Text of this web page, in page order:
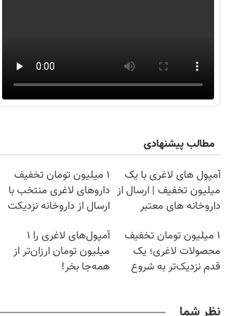
مطالب پیشنهادی
آمپول های لاغری با یک
میلیون تخفیف | ارسال از
داروخانه های معتبر
۱ میلیون تومان تخفیف
داروهای لاغری منتخب با
ارسال از داروخانه نزدیکت
۱ میلیون تومان تخفیف
محصولات لاغری؛ یک
قدم نزدیک‌تر به شروع
آمپول‌های لاغری را ۱
میلیون تومان ارزان‌تر از
همه‌جا بخر!
نظر شما